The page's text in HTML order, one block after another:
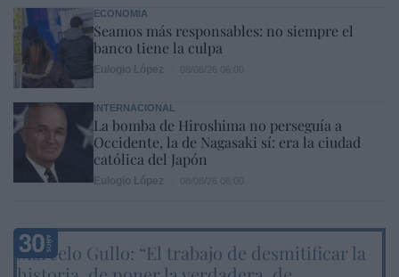
ECONOMÍA
Seamos más responsables: no siempre el
banco tiene la culpa
INTERNACIONAL
La bomba de Hiroshima no perseguía a
Occidente, la de Nagasaki sí: era la ciudad
católica del Japón
Marcelo Gullo: “El trabajo de desmitificar la